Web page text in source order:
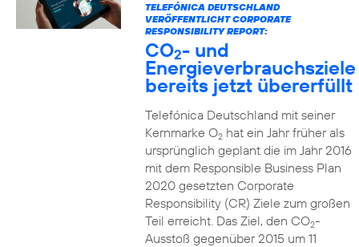
TELEFÓNICA DEUTSCHLAND
VERÖFFENTLICHT CORPORATE
RESPONSIBILITY REPORT:
CO2- und
Energieverbrauchsziele
bereits jetzt übererfüllt
Telefónica Deutschland mit seiner
Kernmarke O2hat ein Jahr früher als
ursprünglich geplant die im Jahr 2016
mit dem Responsible Business Plan
2020 gesetzten Corporate
Responsibility (CR) Ziele zum großen
Teil erreicht. Das Ziel, den CO2-
Ausstoß gegenüber 2015 um 11